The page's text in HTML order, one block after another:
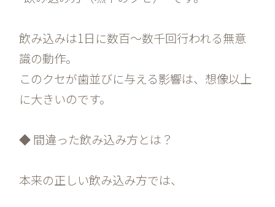
飲み込みは1日に数百〜数千回行われる無意
識の動作。
このクセが歯並びに与える影響は、想像以上
に大きいのです。
◆ 間違った飲み込み方とは？
本来の正しい飲み込み方では、